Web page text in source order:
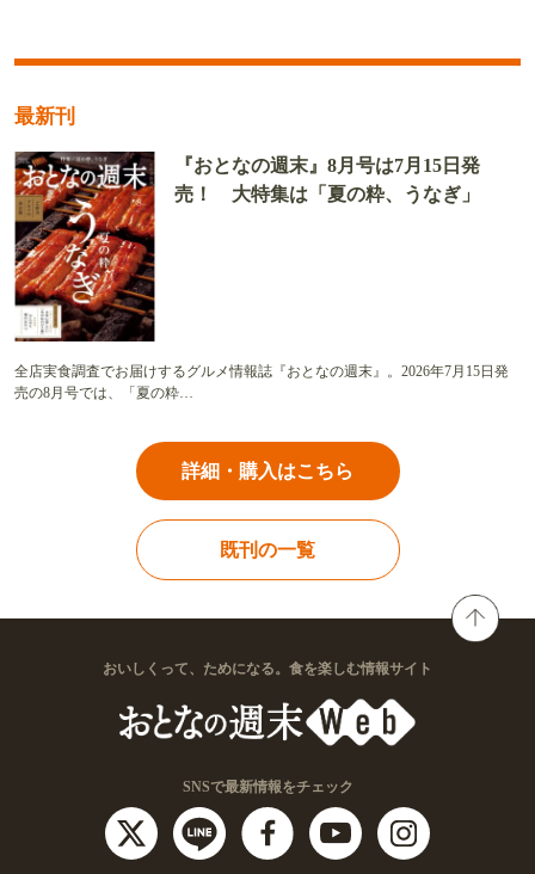
最新刊
『おとなの週末』8月号は7月15日発
売！ 大特集は「夏の粋、うなぎ」
全店実食調査でお届けするグルメ情報誌『おとなの週末』。2026年7月15日発
売の8月号では、「夏の粋…
詳細・購入はこちら
既刊の一覧
おいしくって、ためになる。食を楽しむ情報サイト
SNSで最新情報をチェック